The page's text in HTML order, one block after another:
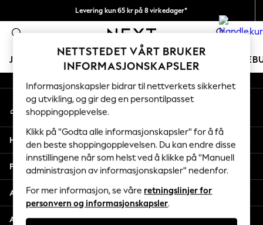
Levering kun 65 kr på 8 virkedager*
Vi betaler alle tollavgifter 0
JENTER GUTTER BABY KVINNER MENN
GIRLS
New In
50 - 92cm
98 - 110cm
116 - 134cm
140 - 174cm
Trending: Top & Short Sets
Trending: Clogs
Toy Story
THE SET
An error occurred on client
Våre sosiale nettverk
Min konto
Logg inn på kontoen din
Hjelp
Personvern & Juridisk
Avdelinger
Andre tjenester
NETTSTEDET VÅRT BRUKER
INFORMASJONSKAPSLER
Informasjonskapsler bidrar til nettverkets sikkerhet
og utvikling, og gir deg en persontilpasset
shoppingopplevelse.
Klikk på "Godta alle informasjonskapsler" for å få
den beste shoppingopplevelsen. Du kan endre disse
innstillingene når som helst ved å klikke på "Manuell
administrasjon av informasjonskapsler" nedenfor.
For mer informasjon, se våre retningslinjer for
personvern og informasjonskapsler.